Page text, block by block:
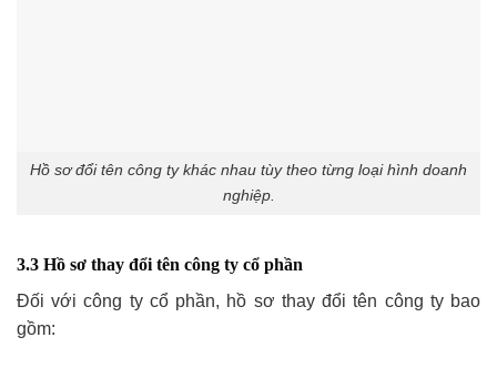
Hồ sơ đổi tên công ty khác nhau tùy theo từng loại hình doanh
nghiệp.
3.3 Hồ sơ thay đổi tên công ty cổ phần
Đối với công ty cổ phần, hồ sơ thay đổi tên công ty bao
gồm: